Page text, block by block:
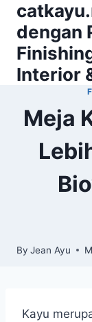
Skip
content
dengan
Interior
Meja
By Jean Ayu
Kayu